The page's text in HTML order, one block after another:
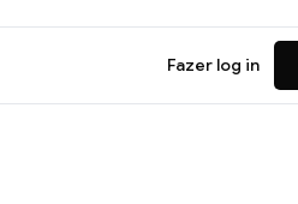
Fazer log in